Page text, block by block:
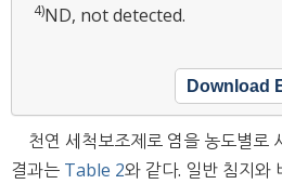
4)ND, not detected.
Download
천연 세척보조제로 염을 농도별로
결과는 Table 2와 같다. 일반 침지와